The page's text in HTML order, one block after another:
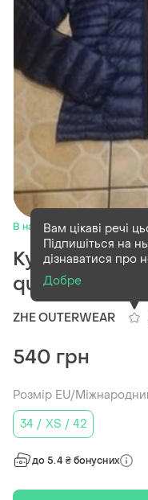
В наявності 1 шт
Куртка
quterwear
ZHE OUTERWEAR
Вам цікаві речі
Підпишіться на
дізнаватися про
Добре
540 грн
Розмір EU/
34 / XS / 42
до 5.4 ₴ бонусних